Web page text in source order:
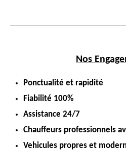
Nos
Ponctualité et rapidité
Fiabilité 100%
Assistance 24/7
Chauffeurs professionnels
Vehicules propres et